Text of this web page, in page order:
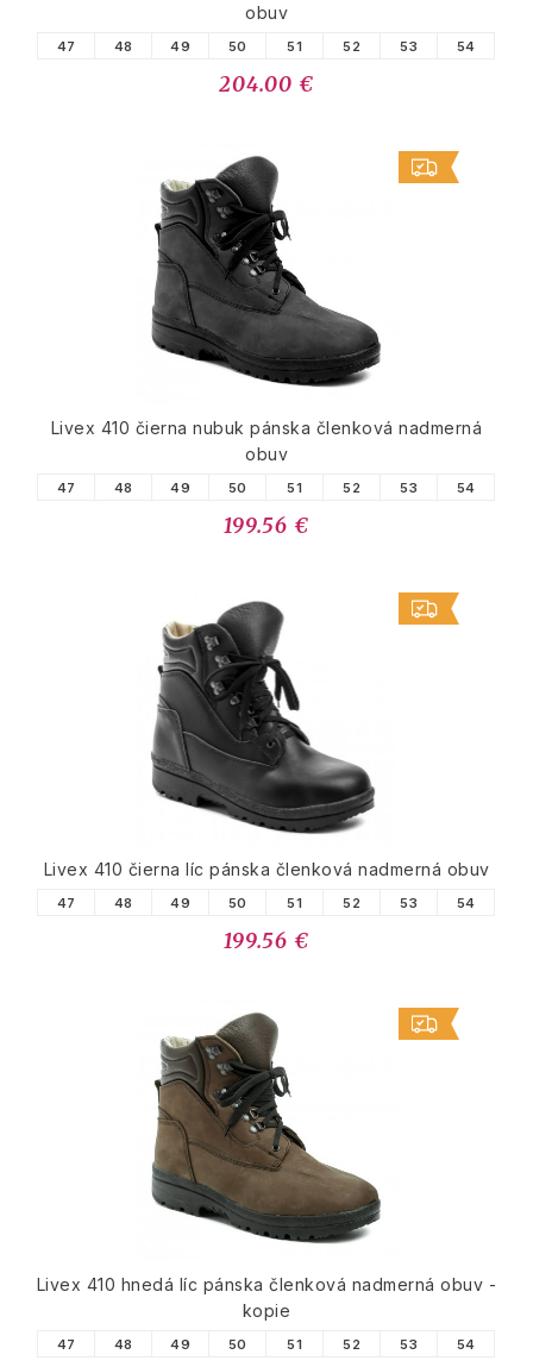
obuv
47 48 49 50 51 52 53 54
204.00 €
Livex 410 čierna nubuk pánska členková nadmerná
obuv
47 48 49 50 51 52 53 54
199.56 €
Livex 410 čierna líc pánska členková nadmerná obuv
47 48 49 50 51 52 53 54
199.56 €
Livex 410 hnedá líc pánska členková nadmerná obuv -
kopie
47 48 49 50 51 52 53 54